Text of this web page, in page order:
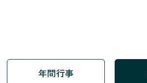
年間行事